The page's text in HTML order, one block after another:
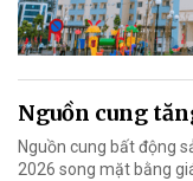
Nguồn cung
Nguồn cung bất động
2026 song mặt bằng